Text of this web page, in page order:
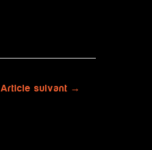
Article suivant →